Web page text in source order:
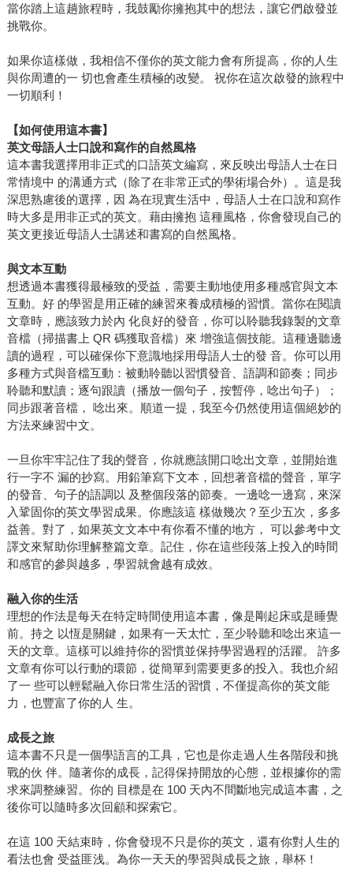
當你踏上這趟旅程時，我鼓勵你擁抱其中的想法，讓它們啟發並
挑戰你。
如果你這樣做，我相信不僅你的英文能力會有所提高，你的人生
與你周遭的一 切也會產生積極的改變。 祝你在這次啟發的旅程中
一切順利！
【如何使用這本書】
英文母語人士口說和寫作的自然風格
這本書我選擇用非正式的口語英文編寫，來反映出母語人士在日
常情境中 的溝通方式（除了在非常正式的學術場合外）。這是我
深思熟慮後的選擇，因 為在現實生活中，母語人士在口說和寫作
時大多是用非正式的英文。藉由擁抱 這種風格，你會發現自己的
英文更接近母語人士講述和書寫的自然風格。
與文本互動
想透過本書獲得最極致的受益，需要主動地使用多種感官與文本
互動。好 的學習是用正確的練習來養成積極的習慣。當你在閱讀
文章時，應該致力於內 化良好的發音，你可以聆聽我錄製的文章
音檔（掃描書上 QR 碼獲取音檔）來 增強這個技能。這種邊聽邊
讀的過程，可以確保你下意識地採用母語人士的發 音。你可以用
多種方式與音檔互動：被動聆聽以習慣發音、語調和節奏；同步
聆聽和默讀；逐句跟讀（播放一個句子，按暫停，唸出句子）；
同步跟著音檔， 唸出來。順道一提，我至今仍然使用這個絕妙的
方法來練習中文。
一旦你牢牢記住了我的聲音，你就應該開口唸出文章，並開始進
行一字不 漏的抄寫。用鉛筆寫下文本，回想著音檔的聲音，單字
的發音、句子的語調以 及整個段落的節奏。一邊唸一邊寫，來深
入鞏固你的英文學習成果。你應該這 樣做幾次？至少五次，多多
益善。對了，如果英文文本中有你看不懂的地方， 可以參考中文
譯文來幫助你理解整篇文章。記住，你在這些段落上投入的時間
和感官的參與越多，學習就會越有成效。
融入你的生活
理想的作法是每天在特定時間使用這本書，像是剛起床或是睡覺
前。持之 以恆是關鍵，如果有一天太忙，至少聆聽和唸出來這一
天的文章。這樣可以維持你的習慣並保持學習過程的活躍。 許多
文章有你可以行動的環節，從簡單到需要更多的投入。我也介紹
了一 些可以輕鬆融入你日常生活的習慣，不僅提高你的英文能
力，也豐富了你的人 生。
成長之旅
這本書不只是一個學語言的工具，它也是你走過人生各階段和挑
戰的伙 伴。隨著你的成長，記得保持開放的心態，並根據你的需
求來調整練習。你的 目標是在 100 天內不間斷地完成這本書，之
後你可以隨時多次回顧和探索它。
在這 100 天結束時，你會發現不只是你的英文，還有你對人生的
看法也會 受益匪浅。為你一天天的學習與成長之旅，舉杯！